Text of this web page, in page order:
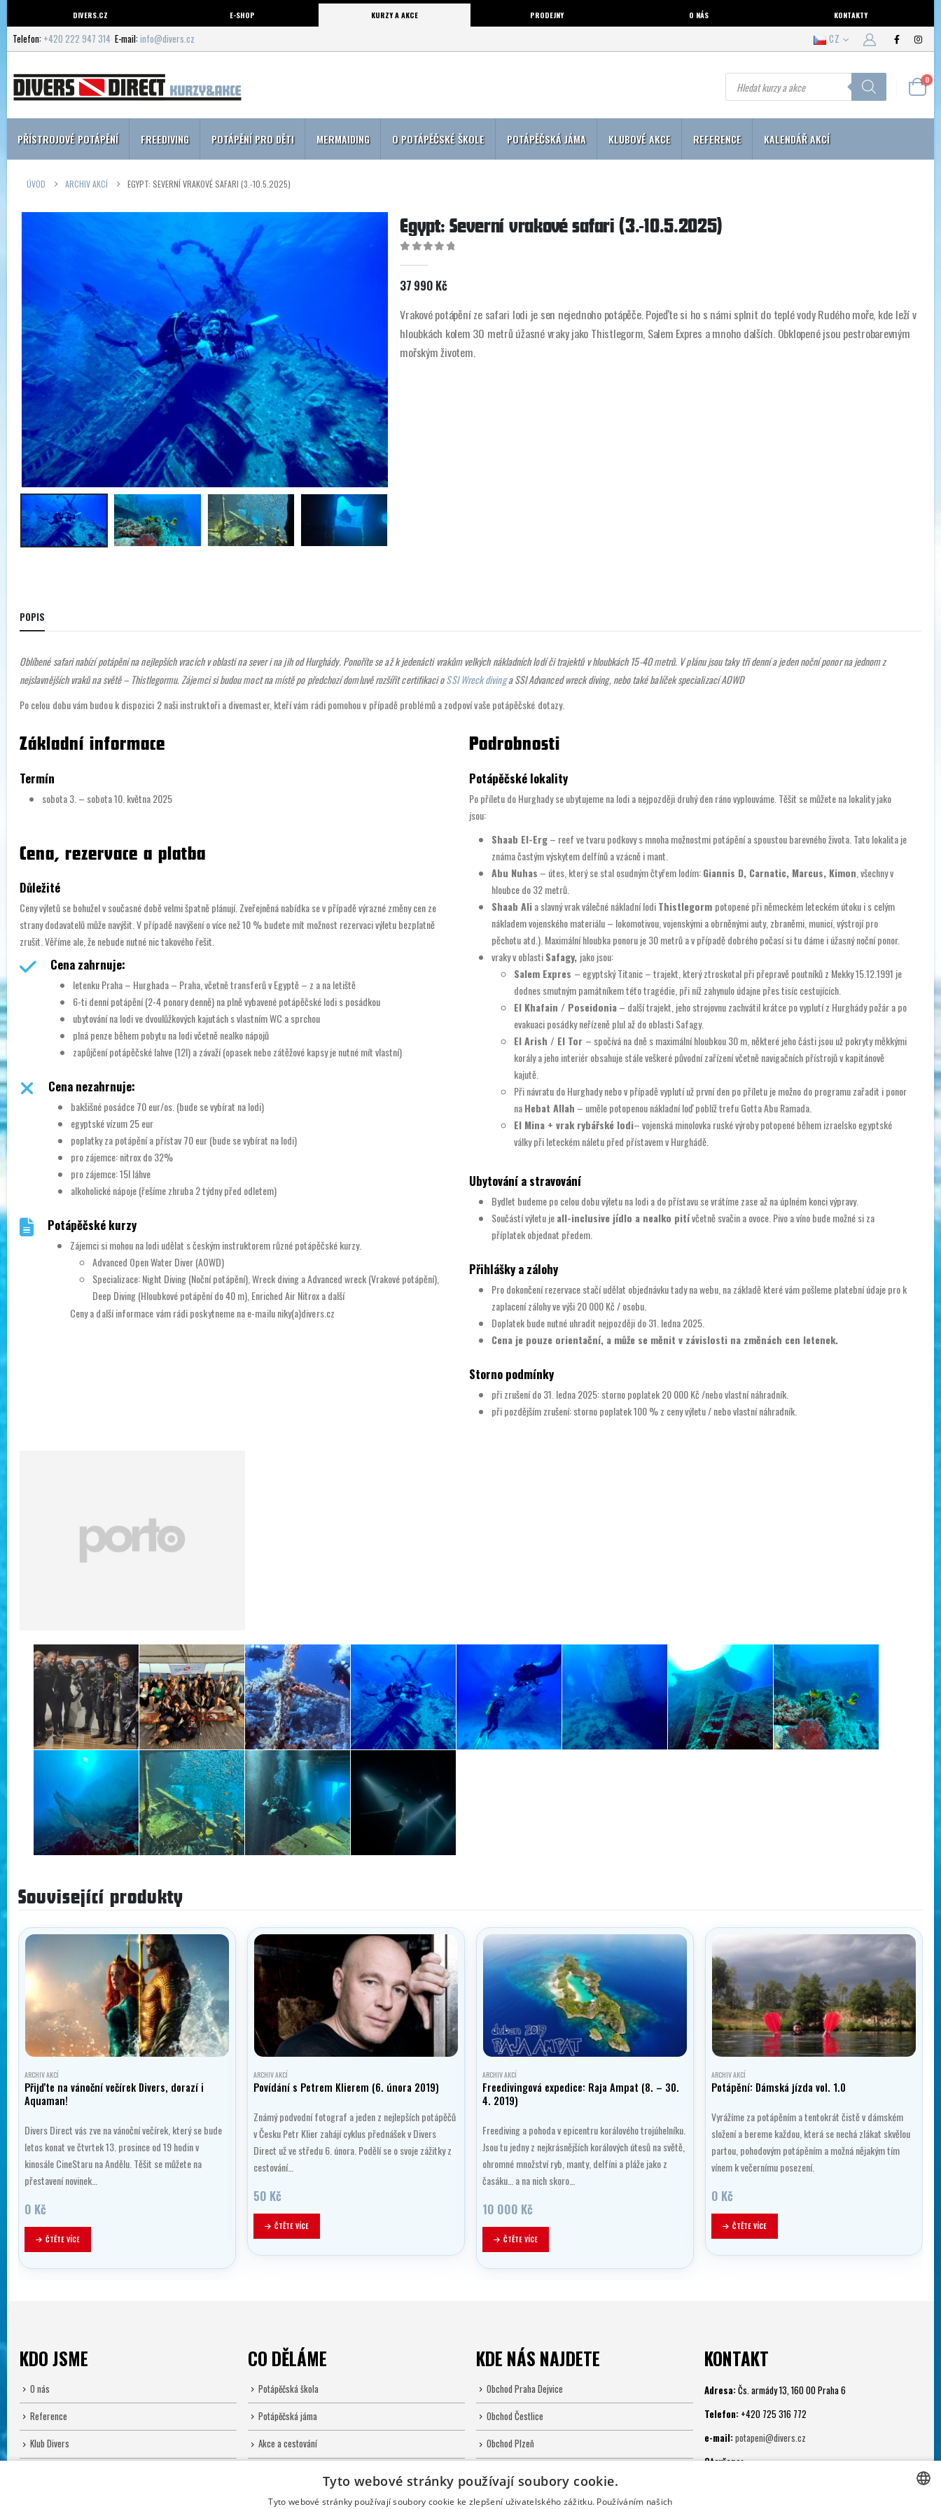
DIVERS.CZ E-SHOP KURZY A AKCE PRODEJNY O NÁS KONTAKTY
Telefon: +420 222 947 314 E-mail:info@divers.cz CZ
Products
search 0
PŘÍSTROJOVÉ POTÁPĚNÍ FREEDIVING POTÁPĚNÍ PRO DĚTI MERMAIDING O POTÁPĚČSKÉ ŠKOLE POTÁPĚČSKÁ JÁMA KLUBOVÉ AKCE REFERENCE KALENDÁŘ AKCÍ
ÚVOD ARCHIV AKCÍ EGYPT: SEVERNÍ VRAKOVÉ SAFARI (3.-10.5.2025)
Egypt: Severní vrakové safari (3.-10.5.2025)
37 990 Kč
Vrakové potápění ze safari lodi je sen nejednoho potápěče. Pojeďte si ho s námi splnit do teplé vody Rudého moře, kde leží v
hloubkách kolem 30 metrů úžasné vraky jako Thistlegorm, Salem Expres a mnoho dalších. Obklopené jsou pestrobarevným
mořským životem.
POPIS
Oblíbené safari nabízí potápění na nejlepších vracích v oblasti na sever i na jih od Hurghády. Ponoříte se až k jedenácti vrakům velkých nákladních lodí či trajektů v hloubkách 15-40 metrů. V plánu jsou taky tři denní a jeden noční ponor na jednom z
nejslavnějších vraků na světě – Thistlegormu. Zájemci si budou moct na místě po předchozí domluvě rozšířit certifikaci oSSI Wreck divinga SSI Advanced wreck diving, nebo také balíček specializací AOWD
Po celou dobu vám budou k dispozici 2 naši instruktoři a divemaster, kteří vám rádi pomohou v případě problémů a zodpoví vaše potápěčské dotazy.
Základní informace
Termín
sobota 3. – sobota 10. května 2025
Cena, rezervace a platba
Důležité
Ceny výletů se bohužel v současné době velmi špatně plánují. Zveřejněná nabídka se v případě výrazné změny cen ze
strany dodavatelů může navýšit. V případě navýšení o více než 10 % budete mít možnost rezervaci výletu bezplatně
zrušit. Věříme ale, že nebude nutné nic takového řešit.
Cena zahrnuje:
letenku Praha – Hurghada – Praha, včetně transferů v Egyptě – z a na letiště
6-ti denní potápění (2-4 ponory denně) na plně vybavené potápěčské lodi s posádkou
ubytování na lodi ve dvoulůžkových kajutách s vlastním WC a sprchou
plná penze během pobytu na lodi včetně nealko nápojů
zapůjčení potápěčské lahve (12l) a závaží (opasek nebo zátěžové kapsy je nutné mít vlastní)
Cena nezahrnuje:
bakšišné posádce 70 eur/os. (bude se vybírat na lodi)
egyptské vízum 25 eur
poplatky za potápění a přístav 70 eur (bude se vybírat na lodi)
pro zájemce: nitrox do 32%
pro zájemce: 15l láhve
alkoholické nápoje (řešíme zhruba 2 týdny před odletem)
Potápěčské kurzy
Zájemci si mohou na lodi udělat s českým instruktorem různé potápěčské kurzy.
Advanced Open Water Diver (AOWD)
Specializace: Night Diving (Noční potápění), Wreck diving a Advanced wreck (Vrakové potápění),
Deep Diving (Hloubkové potápění do 40 m), Enriched Air Nitrox a další
Ceny a další informace vám rádi poskytneme na e-mailu niky(a)divers.cz
Podrobnosti
Potápěčské lokality
Po příletu do Hurghady se ubytujeme na lodi a nejpozději druhý den ráno vyplouváme. Těšit se můžete na lokality jako
jsou:
Shaab El-Erg– reef ve tvaru podkovy s mnoha možnostmi potápění a spoustou barevného života. Tato lokalita je
známa častým výskytem delfínů a vzácně i mant.
Abu Nuhas – útes, který se stal osudným čtyřem lodím:Giannis D, Carnatic, Marcus, Kimon , všechny v
hloubce do 32 metrů.
Shaab Alia slavný vrak válečné nákladní lodiThistlegorm potopené při německém leteckém útoku i s celým
nákladem vojenského materiálu – lokomotivou, vojenskými a obrněnými auty, zbraněmi, municí, výstrojí pro
pěchotu atd.). Maximální hloubka ponoru je 30 metrů a v případě dobrého počasí si tu dáme i úžasný noční ponor.
vraky v oblastiSafagy, jako jsou:
Salem Expres – egyptský Titanic – trajekt, který ztroskotal při přepravě poutníků z Mekky 15.12.1991 je
dodnes smutným památníkem této tragédie, při níž zahynulo údajne přes tisíc cestujících.
El Khafain / Poseidonia– další trajekt, jeho strojovnu zachvátil krátce po vyplutí z Hurghády požár a po
evakuaci posádky neřízeně plul až do oblasti Safagy.
El Arish / El Tor – spočívá na dně s maximální hloubkou 30 m, některé jeho části jsou už pokryty měkkými
korály a jeho interiér obsahuje stále veškeré původní zařízení včetně navigačních přístrojů v kapitánově
kajutě.
Při návratu do Hurghady nebo v případě vyplutí už první den po příletu je možno do programu zařadit i ponor
naHebat Allah – uměle potopenou nákladní loď poblíž trefu Gotta Abu Ramada.
El Mina + vrak rybářské lodi– vojenská minolovka ruské výroby potopené během izraelsko egyptské
války při leteckém náletu před přístavem v Hurghádě.
Ubytování a stravování
Bydlet budeme po celou dobu výletu na lodi a do přístavu se vrátíme zase až na úplném konci výpravy.
Součástí výletu jeall-inclusive jídlo a nealko pitívčetně svačin a ovoce. Pivo a víno bude možné si za
příplatek objednat předem.
Přihlášky a zálohy
Pro dokončení rezervace stačí udělat objednávku tady na webu, na základě které vám pošleme platební údaje pro k
zaplacení zálohy ve výši 20 000 Kč / osobu.
Doplatek bude nutné uhradit nejpozději do 31. ledna 2025.
Cena je pouze orientační, a může se měnit v závislosti na změnách cen letenek.
Storno podmínky
při zrušení do 31. ledna 2025: storno poplatek 20 000 Kč /nebo vlastní náhradník.
při pozdějším zrušení: storno poplatek 100 % z ceny výletu / nebo vlastní náhradník.
Související produkty
ARCHIV AKCÍ
Přijďte na vánoční večírek Divers, dorazí i
Aquaman!
Divers Direct vás zve na vánoční večírek, který se bude
letos konat ve čtvrtek 13. prosince od 19 hodin v
kinosále CineStaru na Andělu. Těšit se můžete na
přestavení novinek…
0 Kč
ČTĚTE VÍCE
ARCHIV AKCÍ
Povídání s Petrem Klierem (6. února 2019)
Známý podvodní fotograf a jeden z nejlepších potápěčů
v Česku Petr Klier zahájí cyklus přednášek v Divers
Direct už ve středu 6. února. Podělí se o svoje zážitky z
cestování…
50 Kč
ČTĚTE VÍCE
ARCHIV AKCÍ
Freedivingová expedice: Raja Ampat (8. – 30.
4. 2019)
Freediving a pohoda v epicentru korálového trojúhelníku.
Jsou tu jedny z nejkrásnějších korálových útesů na světě,
ohromné množství ryb, manty, delfíni a pláže jako z
časáku… a na nich skoro…
10 000 Kč
ČTĚTE VÍCE
ARCHIV AKCÍ
Potápění: Dámská jízda vol. 1.0
Vyrážíme za potápěním a tentokrát čistě v dámském
složení a bereme každou, která se nechá zlákat skvělou
partou, pohodovým potápěním a možná nějakým tím
vínem k večernímu posezení.
0 Kč
ČTĚTE VÍCE
KDO JSME
O nás
Reference
Klub Divers
CO DĚLÁME
Potápěčská škola
Potápěčská jáma
Akce a cestování
Servis
KDE NÁS NAJDETE
Obchod Praha Dejvice
Obchod Čestlice
Obchod Plzeň
KONTAKT
Adresa: Čs. armády 13, 160 00 Praha 6
Telefon: +420 725 316 772
e-mail: potapeni@divers.cz
Otevřeno:
Tyto webové stránky používají soubory cookie.
Tyto webové stránky používají soubory cookie ke zlepšení uživatelského zážitku. Používáním našich